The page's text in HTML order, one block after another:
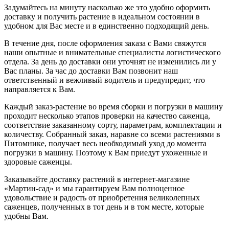
Задумайтесь на минуту насколько же это удобно оформить
доставку и получить растение в идеальном состоянии в
удобном для Вас месте и в единственно подходящий день.
В течение дня, после оформления заказа с Вами свяжутся
наши опытные и внимательные специалисты логистического
отдела. За день до доставки они уточнят не изменились ли у
Вас планы. За час до доставки Вам позвонит наш
ответственный и вежливый водитель и предупредит, что
направляется к Вам.
Каждый заказ-растение во время сборки и погрузки в машину
проходит несколько этапов проверки на качество саженца,
соответствие заказанному сорту, параметрам, комплектации и
количеству. Собранный заказ, наравне со всеми растениями в
Питомнике, получает весь необходимый уход до момента
погрузки в машину. Поэтому к Вам приедут ухоженные и
здоровые саженцы.
Заказывайте доставку растений в интернет-магазине
«Мартин-сад» и мы гарантируем Вам полноценное
удовольствие и радость от приобретения великолепных
саженцев, полученных в тот день и в том месте, которые
удобны Вам.